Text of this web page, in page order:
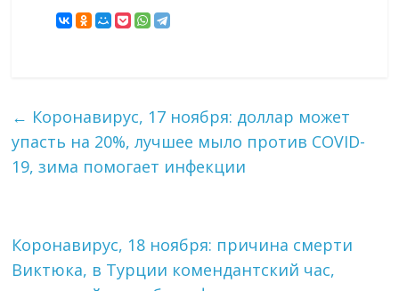
← Коронавирус, 17 ноября: доллар может
упасть на 20%, лучшее мыло против COVID-
19, зима помогает инфекции
Коронавирус, 18 ноября: причина смерти
Виктюка, в Турции комендантский час,